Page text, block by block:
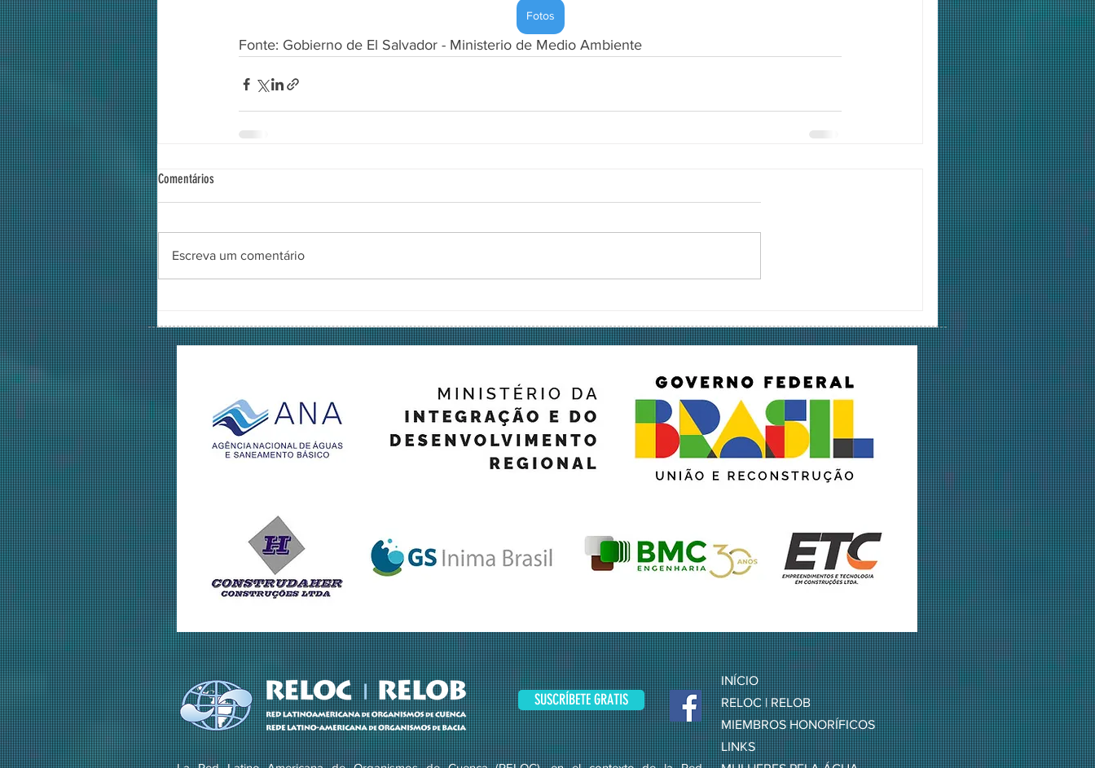
Fotos
Fonte: Gobierno de El Salvador - Ministerio de Medio Ambiente
Comentários
Escreva um comentário
SUSCRÍBETE GRATIS
INÍCIO
RELOC | RELOB
MIEMBROS HONORÍFICOS
LINKS